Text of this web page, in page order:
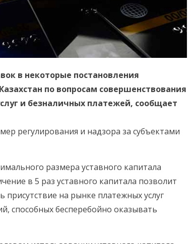
в некоторые постановления
по вопросам совершенствования
и безналичных платежей, сообщает
регулирования и надзора за субъектами
размера уставного капитала
в 5 раз уставного капитала позволит
на рынке платежных услуг
способных бесперебойно оказывать